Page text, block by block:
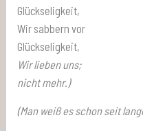
Glückseligkeit,
Wir sabbern vor
Glückseligkeit,
Wir lieben uns;
nicht mehr.)
(Man weiß es schon seit